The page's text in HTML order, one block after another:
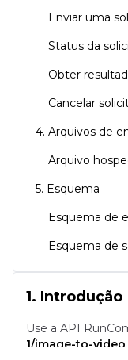
Enviar uma
Status da
Obter
Cancelar
4. Arquivos de
Arquivo
5. Esquema
Esquema de
Esquema de
1. Introdução
Use a API
1/image-to-video.